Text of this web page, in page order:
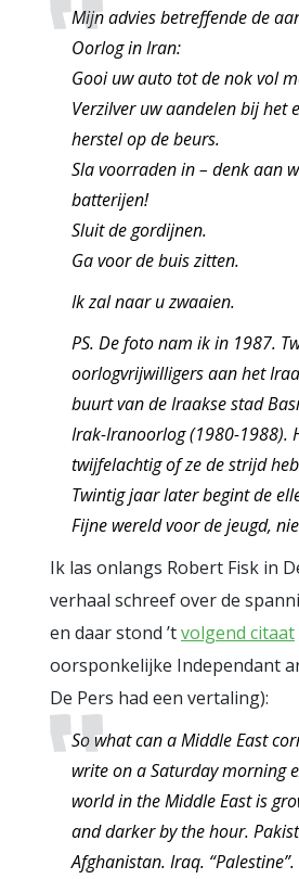
Mijn advies betreffende de
Oorlog in Iran:
Gooi uw auto tot de nok vol
Verzilver uw aandelen bij het
herstel op de beurs.
Sla voorraden in – denk aan
batterijen!
Sluit de gordijnen.
Ga voor de buis zitten.
Ik zal naar u zwaaien.
PS. De foto nam ik in 1987.
oorlogvrijwilligers aan het
buurt van de Iraakse stad
Irak-Iranoorlog (1980-1988).
twijfelachtig of ze de strijd
Twintig jaar later begint de
Fijne wereld voor de jeugd,
Ik las onlangs Robert Fisk in
verhaal schreef over de
en daar stond ’tvolgend citaat
oorsponkelijke Independant
De Pers had een vertaling):
So what can a Middle East
write on a Saturday morning
world in the Middle East is
and darker by the hour.
Afghanistan. Iraq.